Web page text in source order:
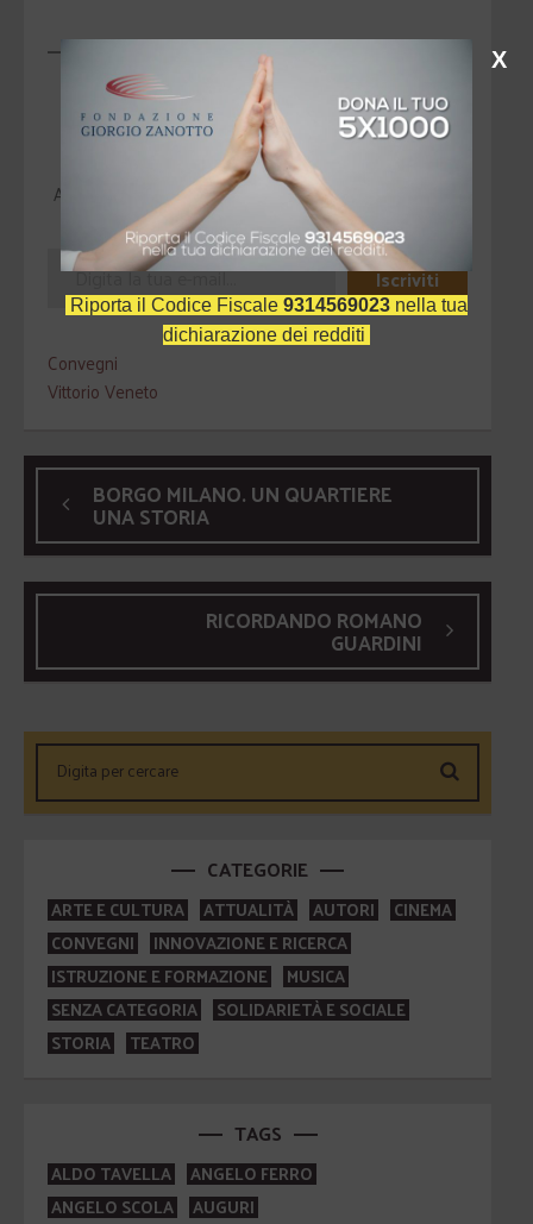
Scopri di più da Fondazione Giorgio
Zanotto
Abbonati per ricevere gli ultimi articoli inviati alla tua e-
Iscriviti
Convegni
Vittorio Veneto
BORGO MILANO. UN QUARTIERE
UNA STORIA
RICORDANDO ROMANO
GUARDINI
CATEGORIE
ARTE E CULTURA ATTUALITÀ AUTORI
CINEMA
CONVEGNI
INNOVAZIONE E RICERCA
ISTRUZIONE E FORMAZIONE
MUSICA
SENZA CATEGORIA
SOLIDARIETÀ E SOCIALE
STORIA
TEATRO
TAGS
ALDO TAVELLA
ANGELO FERRO
ANGELO SCOLA
AUGURI
Riporta il Codice Fiscale 9314569023 nella tua
dichiarazione dei redditi
X